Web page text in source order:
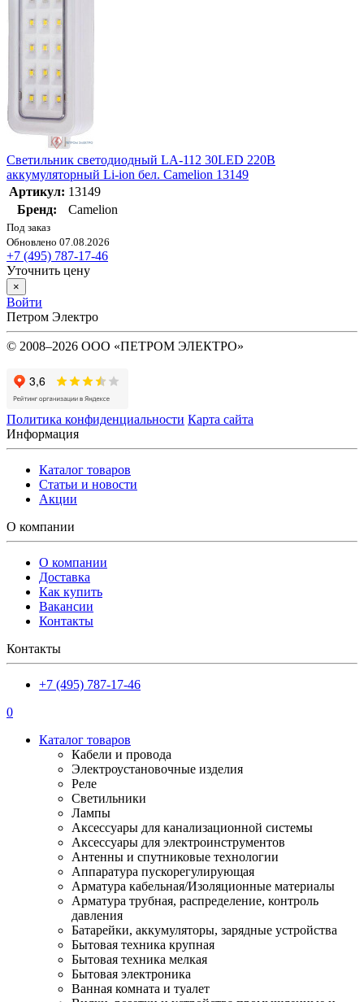
Светильник светодиодный LA-112 30LED 220В
аккумуляторный Li-ion бел. Camelion 13149
Артикул: 13149
Бренд:
Camelion
Под заказ
Обновлено 07.08.2026
+7 (495) 787-17-46
Уточнить цену
×
Войти
Петром Электро
© 2008–2026 ООО «ПЕТРОМ ЭЛЕКТРО»
Политика конфиденциальности Карта сайта
Информация
Каталог товаров
Статьи и новости
Акции
О компании
О компании
Доставка
Как купить
Вакансии
Контакты
Контакты
+7 (495) 787-17-46
0
Каталог товаров
Кабели и провода
Электроустановочные изделия
Реле
Светильники
Лампы
Аксессуары для канализационной системы
Аксессуары для электроинструментов
Антенны и спутниковые технологии
Аппаратура пускорегулирующая
Арматура кабельная/Изоляционные материалы
Арматура трубная, распределение, контроль
давления
Батарейки, аккумуляторы, зарядные устройства
Бытовая техника крупная
Бытовая техника мелкая
Бытовая электроника
Ванная комната и туалет